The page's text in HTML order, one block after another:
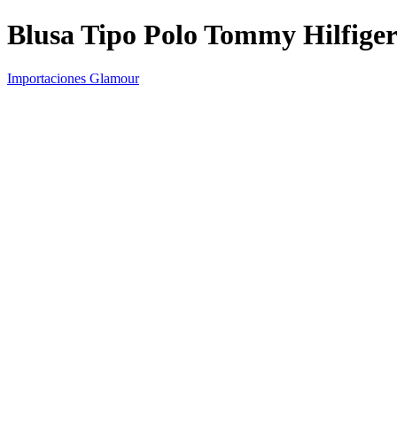
Blusa Tipo Polo Tommy Hilfiger
Importaciones Glamour